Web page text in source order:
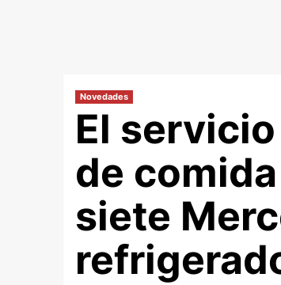
Novedades
El
de
siete